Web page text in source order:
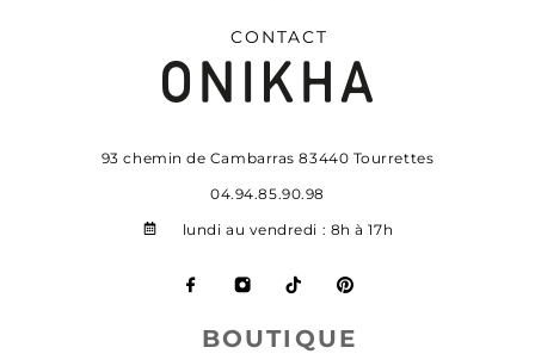
CONTACT
93 chemin de Cambarras 83440 Tourrettes
04.94.85.90.98
lundi au vendredi : 8h à 17h
BOUTIQUE